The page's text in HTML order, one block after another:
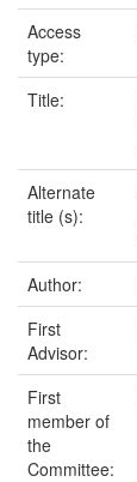
Access
type:
Title:
Alternate
title (s):
Author:
First
Advisor:
First
member of
the
Committee: